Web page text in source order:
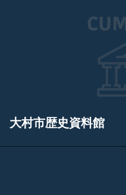
大村市歴史資料館